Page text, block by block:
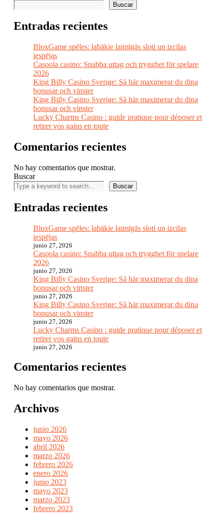
Buscar
Entradas recientes
BloxGame spēles: labākie laimīgās sloti un izcilas
iespējas
Casoola casino: Snabba uttag och trygghet för spelare
2026
King Billy Casino Sverige: Så här maximerar du dina
bonusar och vinster
King Billy Casino Sverige: Så här maximerar du dina
bonusar och vinster
Lucky Charms Casino : guide pratique pour déposer et
retirer vos gains en toute
Comentarios recientes
No hay comentarios que mostrar.
Buscar
Buscar
Entradas recientes
BloxGame spēles: labākie laimīgās sloti un izcilas
iespējas
junio 27, 2026
Casoola casino: Snabba uttag och trygghet för spelare
2026
junio 27, 2026
King Billy Casino Sverige: Så här maximerar du dina
bonusar och vinster
junio 27, 2026
King Billy Casino Sverige: Så här maximerar du dina
bonusar och vinster
junio 27, 2026
Lucky Charms Casino : guide pratique pour déposer et
retirer vos gains en toute
junio 27, 2026
Comentarios recientes
No hay comentarios que mostrar.
Archivos
junio 2026
mayo 2026
abril 2026
marzo 2026
febrero 2026
enero 2026
junio 2023
mayo 2023
marzo 2023
febrero 2023